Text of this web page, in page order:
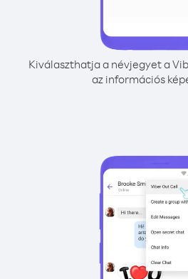
Kiválaszthatja a névjegyet a
az információs